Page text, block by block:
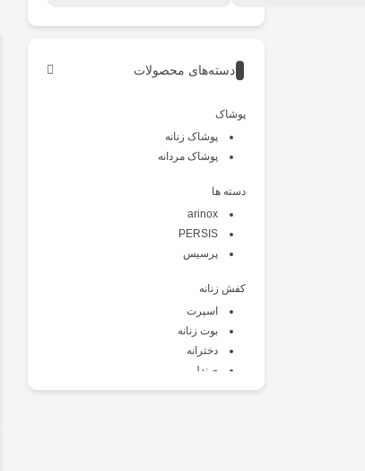
دسته‌های محصولات
پوشاک
پوشاک زنانه
پوشاک مردانه
دسته ها
arinox
PERSIS
پرسیس
کفش زنانه
اسپرت
بوت زنانه
دخترانه
صندل
طبی